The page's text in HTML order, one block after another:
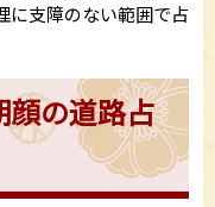
に支障のない範囲で占
顔の道路占